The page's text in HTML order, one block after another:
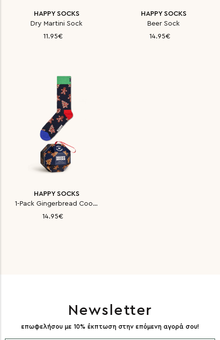
HAPPY SOCKS
Dry Martini Sock
11.95€
HAPPY SOCKS
Beer Sock
14.95€
HAPPY SOCKS
1-Pack Gingerbread Cookies Soc
14.95€
Newsletter
επωφελήσου με 10% έκπτωση στην επόμενη αγορά σου!